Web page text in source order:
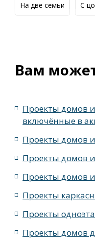
На две семьи С
Вам
Проекты домов
включённые в
Проекты домов
Проекты домов
Проекты домов
Проекты
Проекты
Проекты домов